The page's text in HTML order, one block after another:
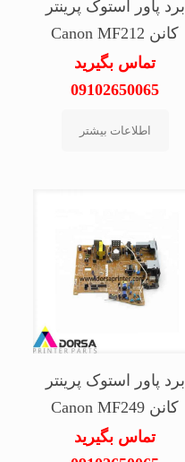
برد پاور استوک پرینتر
کانن Canon MF212
تماس بگیرید
09102650065
اطلاعات بیشتر
برد پاور استوک پرینتر
کانن Canon MF249
تماس بگیرید